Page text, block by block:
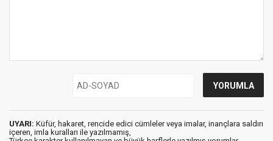
UYARI: Küfür, hakaret, rencide edici cümleler veya imalar, inançlara saldırı
içeren, imla kuralları ile yazılmamış,